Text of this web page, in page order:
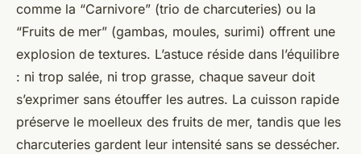
comme la “Carnivore” (trio de charcuteries) ou la
“Fruits de mer” (gambas, moules, surimi) offrent une
explosion de textures. L’astuce réside dans l’équilibre
: ni trop salée, ni trop grasse, chaque saveur doit
s’exprimer sans étouffer les autres. La cuisson rapide
préserve le moelleux des fruits de mer, tandis que les
charcuteries gardent leur intensité sans se dessécher.